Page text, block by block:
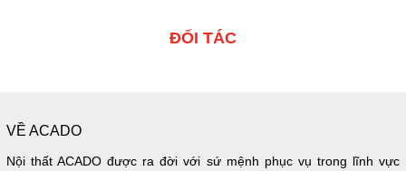
ĐỐI TÁC
VỀ ACADO
Nội thất ACADO được ra đời với sứ mệnh phục vụ trong lĩnh vực